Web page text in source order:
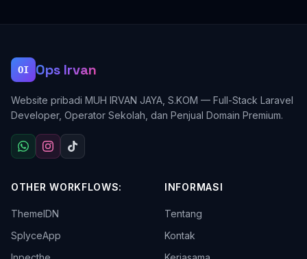
OI Ops Irvan
Website pribadi MUH IRVAN JAYA, S.KOM — Full-Stack Laravel
Developer, Operator Sekolah, dan Penjual Domain Premium.
OTHER WORKFLOWS:
ThemeIDN
SplyceApp
INFORMASI
Tentang
Kontak